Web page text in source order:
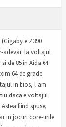
Z390
adevar, la voltajul
de 85 in Aida 64
64 de grade
in bios, l-am
daca e voltajul
fiind spuse,
in jocuri core-urile